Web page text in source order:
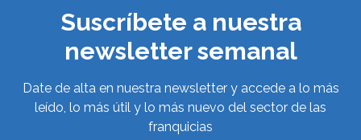
Suscríbete a nuestra
newsletter semanal
Date de alta en nuestra newsletter y accede a lo más
leído, lo más útil y lo más nuevo del sector de las
franquicias